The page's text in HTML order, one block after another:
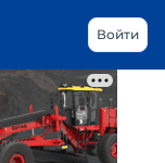
Войти